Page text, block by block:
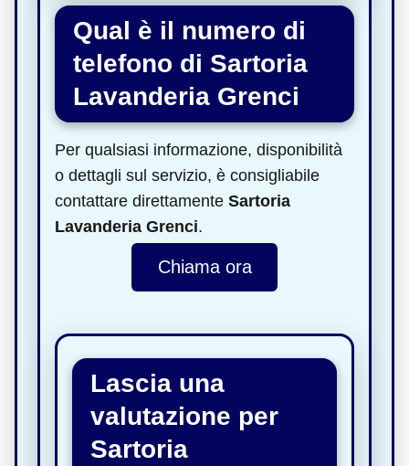
Qual è il numero di
telefono di Sartoria
Lavanderia Grenci
Per qualsiasi informazione, disponibilità
o dettagli sul servizio, è consigliabile
contattare direttamente Sartoria
Lavanderia Grenci.
Chiama ora
Lascia una
valutazione per
Sartoria